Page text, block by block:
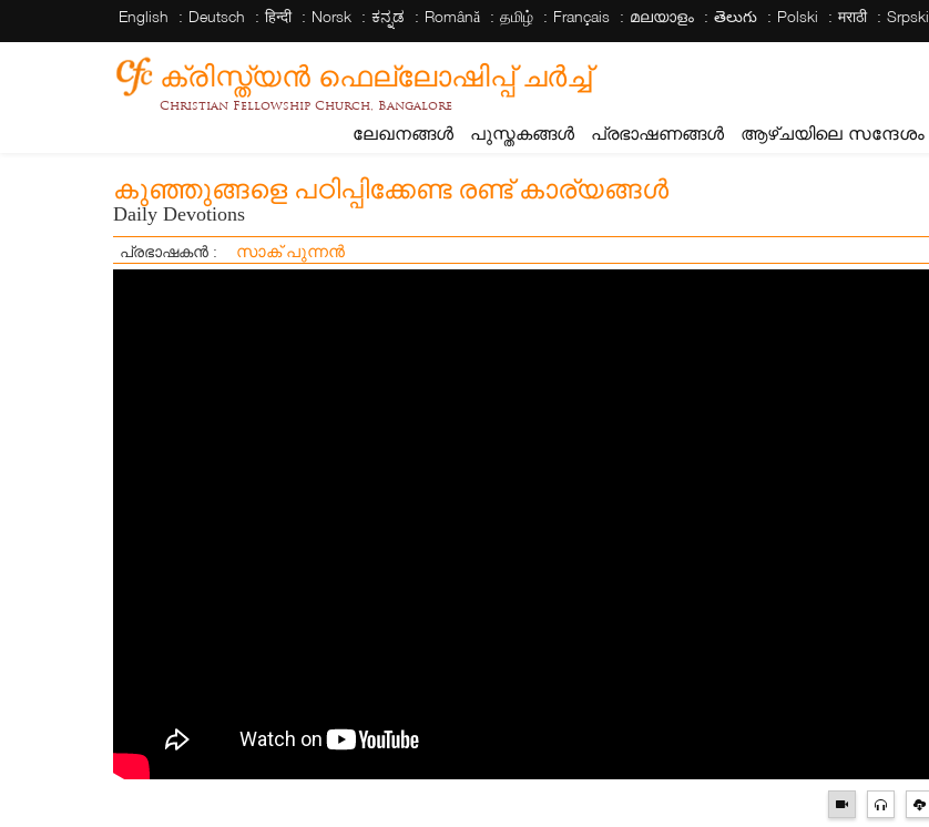
English Deutsch हिन्दी Norsk ಕನ್ನಡ Română தமிழ் Français മലയാളം తెలుగు Polski मराठी Srpski
ക്രിസ്ത്യന്‍ ഫെല്ലോഷിപ്പ് ചര്‍ച്ച്
Christian Fellowship Church, Bangalore
ലേഖനങ്ങൾ പുസ്തകങ്ങൾ പ്രഭാഷണങ്ങൾ ആഴ്ചയിലെ സന്ദേശം
കുഞ്ഞുങ്ങളെ പഠിപ്പിക്കേണ്ട രണ്ട് കാര്യങ്ങൾ
Daily Devotions
പ്രഭാഷകൻ : സാക് പുന്നൻ